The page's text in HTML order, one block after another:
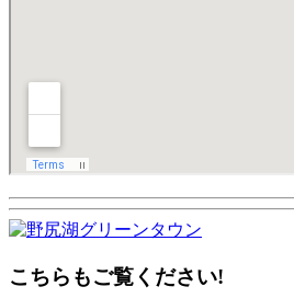
こちらもご覧ください!